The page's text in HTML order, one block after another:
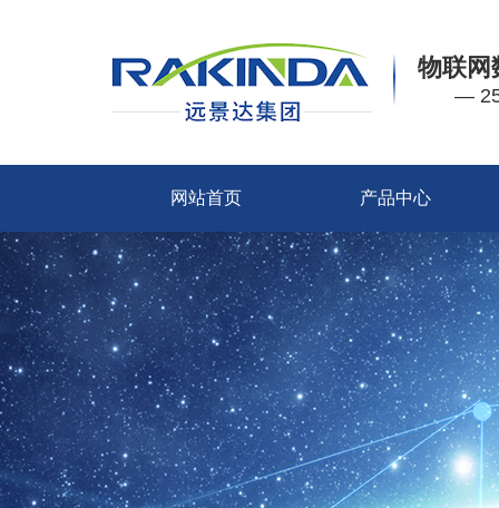
物联网
—
网站首页 产品中心